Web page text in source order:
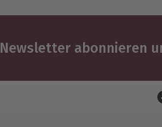
Newsletter abonnieren